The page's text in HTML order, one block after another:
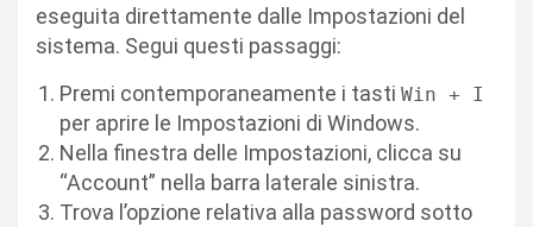
eseguita direttamente dalle Impostazioni del
sistema. Segui questi passaggi:
Premi contemporaneamente i tasti Win + I
per aprire le Impostazioni di Windows.
Nella finestra delle Impostazioni, clicca su
“Account” nella barra laterale sinistra.
Trova l’opzione relativa alla password sotto